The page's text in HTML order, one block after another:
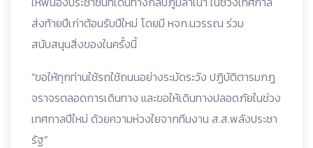
ส่งท้ายปีเก่าต้อนรับปีใหม่ โดยมี หจก.นวรรณ ร่วม
สนับสนุนสิ่งของในครั้งนี้
“ขอให้ทุกท่านใช้รถใช้ถนนอย่างระมัดระวัง ปฏิบัติตารมกฎ
จราจรตลอดการเดินทาง และขอให้เดินทางปลอดภัยในช่วง
เทศกาลปีใหม่ ด้วยความห่วงใยจากทีมงาน ส.ส.พลังประชา
รัฐ”